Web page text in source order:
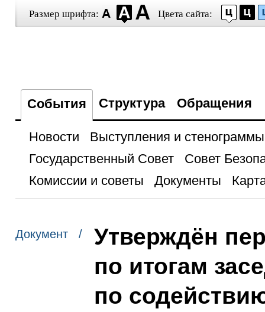
Размер шрифта: Цвета сайта:
События Структура Обращения
Новости
Выступления и стенограммы
Государственный Совет
Совет
Комиссии и советы
Документы
Документ /
Утверждён
по итогам
по